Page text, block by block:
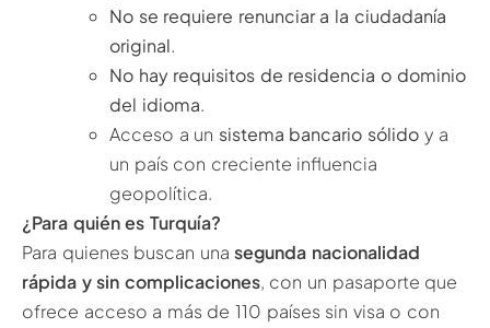
No se requiere renunciar a la ciudadanía
original.
No hay requisitos de residencia o dominio
del idioma.
Acceso a un sistema bancario sólido y a
un país con creciente influencia
geopolítica.
¿Para quién es Turquía?
Para quienes buscan unasegunda nacionalidad
rápida y sin complicaciones, con un pasaporte que
ofrece acceso a más de 110 países sin visa o con